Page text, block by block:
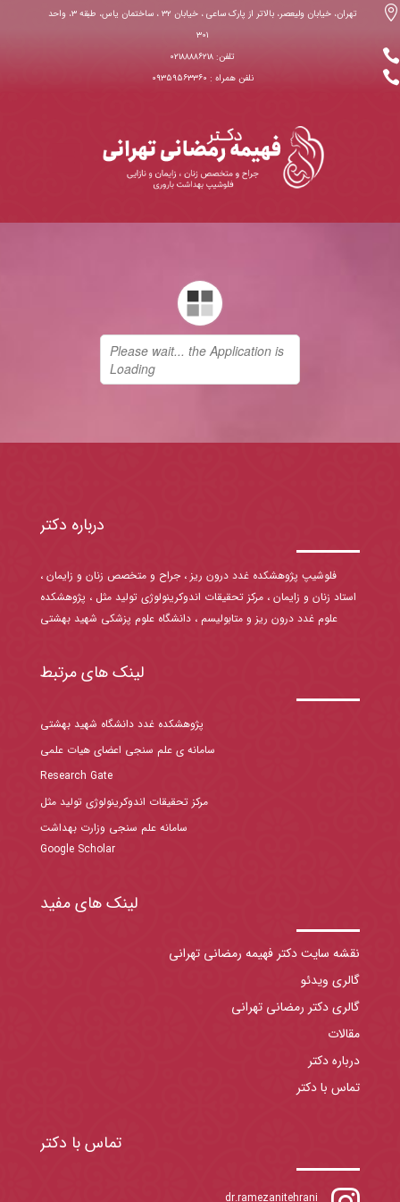

تهران، خیابان ولیعصر، بالاتر از پارک ساعی ، خیابان ۳۲ ، ساختمان یاس، طبقه ۳، واحد
۳۰۱
 تلفن: ۰۲۱۸۸۸۸۶۲۱۸
 نلفن همراه : ۰۹۳۵۹۵۶۳۳۶۰
درباره دکتر
فلوشیپ پژوهشکده غدد درون ریز ، جراح و متخصص زنان و زایمان ،
استاد زنان و زایمان ، مرکز تحقیقات اندوکرینولوژی تولید مثل ، پژوهشکده
علوم غدد درون ریز و متابولیسم ، دانشگاه علوم پزشکی شهید بهشتی
لینک های مرتبط
پژوهشکده غدد دانشگاه شهید بهشتی
سامانه ی علم سنجی اعضای هیات علمی
Research Gate
مرکز تحقیقات اندوکرینولوژی تولید مثل
سامانه علم سنجی وزارت بهداشت
Google Scholar
لینک های مفید
نقشه سایت دکتر فهیمه رمضانی تهرانی
گالری ویدئو
گالری دکتر رمضانی تهرانی
مقالات
درباره دکتر
تماس با دکتر
تماس با دکتر
dr.ramezanitehrani